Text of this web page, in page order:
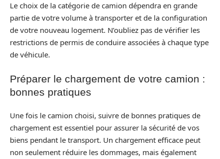
Le choix de la catégorie de camion dépendra en grande
partie de votre volume à transporter et de la configuration
de votre nouveau logement. N’oubliez pas de vérifier les
restrictions de permis de conduire associées à chaque type
de véhicule.
Préparer le chargement de votre camion :
bonnes pratiques
Une fois le camion choisi, suivre de bonnes pratiques de
chargement est essentiel pour assurer la sécurité de vos
biens pendant le transport. Un chargement efficace peut
non seulement réduire les dommages, mais également